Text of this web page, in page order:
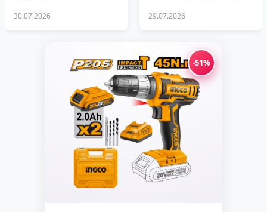
Uniunea Europeană de la
30.07.2026 29.07.2026
-51%